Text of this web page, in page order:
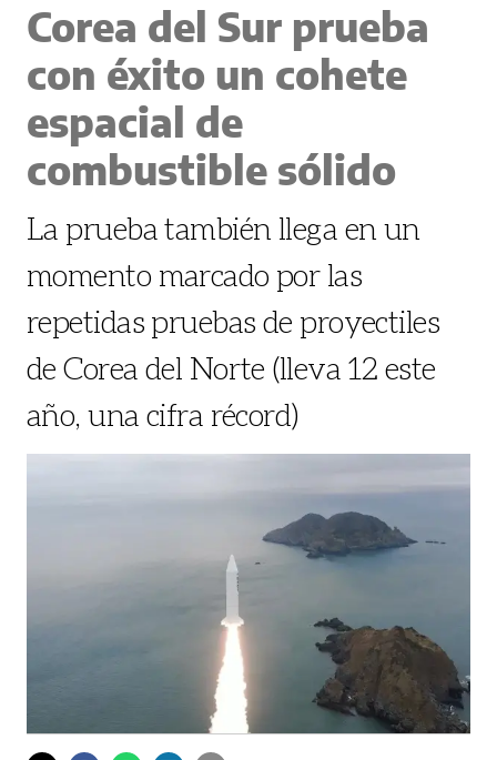
Corea del Sur prueba
con éxito un cohete
espacial de
combustible sólido
La prueba también llega en un
momento marcado por las
repetidas pruebas de proyectiles
de Corea del Norte (lleva 12 este
año, una cifra récord)